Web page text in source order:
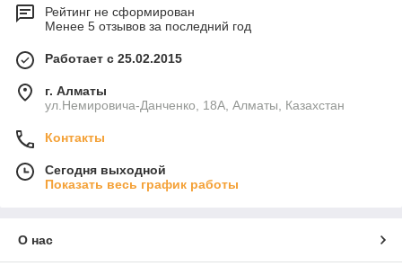
Рейтинг не сформирован
Менее 5 отзывов за последний год
Работает с 25.02.2015
г. Алматы
ул.Немировича-Данченко, 18А, Алматы, Казахстан
Контакты
Сегодня выходной
Показать весь график работы
О нас